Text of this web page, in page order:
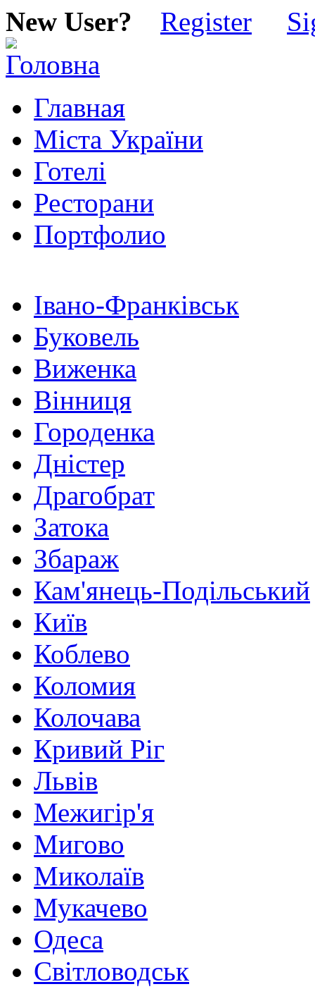
New User? Register
Главная
Міста України
Готелі
Ресторани
Портфолио
Івано-Франківськ
Буковель
Виженка
Вінниця
Городенка
Дністер
Драгобрат
Затока
Збараж
Кам'янець-Подільський
Київ
Коблево
Коломия
Колочава
Кривий Ріг
Львів
Межигір'я
Мигово
Миколаїв
Мукачево
Одеса
Світловодськ